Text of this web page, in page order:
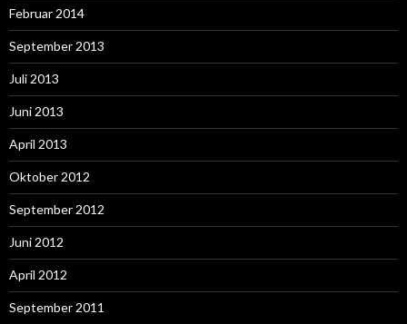
Februar 2014
September 2013
Juli 2013
Juni 2013
April 2013
Oktober 2012
September 2012
Juni 2012
April 2012
September 2011